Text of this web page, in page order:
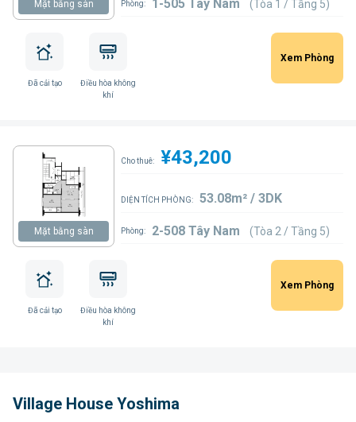
Mặt bằng sàn Phòng: 1-505 Tây Nam (Tòa 1 / Tầng 5)
Đã cải tạo
Điều hòa không
khí
Xem Phòng
Mặt bằng sàn
Cho thuê: ¥43,200
DIỆN TÍCH PHÒNG: 53.08m² / 3DK
Phòng: 2-508 Tây Nam (Tòa 2 / Tầng 5)
Đã cải tạo
Điều hòa không
khí
Xem Phòng
Village House Yoshima